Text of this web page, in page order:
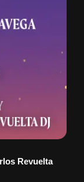
Revuelta